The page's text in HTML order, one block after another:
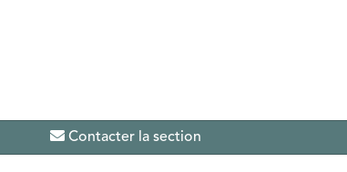
Contacter la section